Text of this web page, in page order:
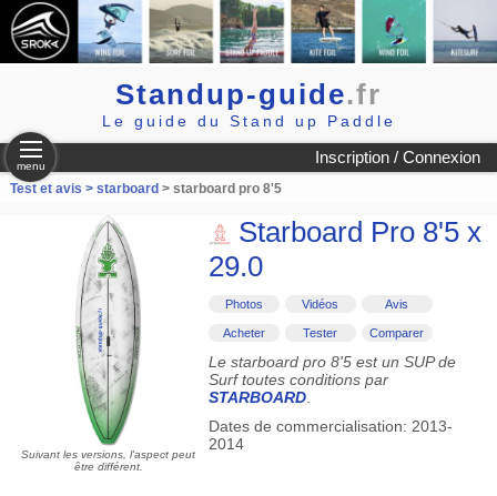
Standup-guide.fr
Le guide du Stand up Paddle
Inscription / Connexion
menu
Test et avis > starboard > starboard pro 8'5
Suivant les versions, l'aspect peut
être différent.
Starboard Pro 8'5 x
29.0
Photos Vidéos Avis
Acheter Tester Comparer
Le starboard pro 8'5 est un SUP de
Surf toutes conditions par
STARBOARD.
Dates de commercialisation: 2013-
2014